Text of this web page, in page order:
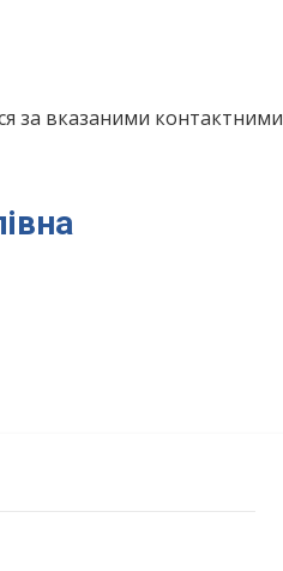
за вказаними контактними